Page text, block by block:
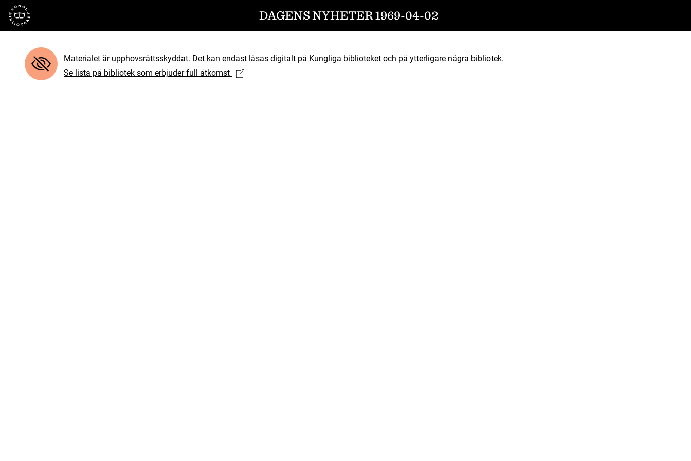
Till startsidan DAGENS NYHETER 1969-04-02
Materialet är upphovsrättsskyddat. Det kan endast läsas digitalt på Kungliga biblioteket och på ytterligare några bibliotek.
Se lista på bibliotek som erbjuder full åtkomst